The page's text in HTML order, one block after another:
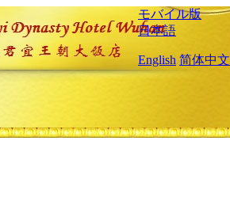
モバイル版
日本語
English 简体中文